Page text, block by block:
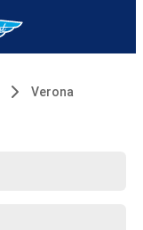
Verona